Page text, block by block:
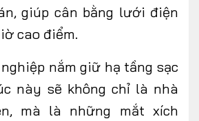
giúp cân bằng lưới điện
cao điểm.
nắm giữ hạ tầng sạc
này sẽ không chỉ là nhà
mà là những mắt xích